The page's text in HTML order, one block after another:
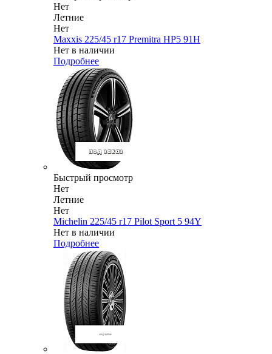
Нет
Летние
Нет
Maxxis 225/45 r17 Premitra HP5 91H
Нет в наличии
Подробнее
Быстрый просмотр
Нет
Летние
Нет
Michelin 225/45 r17 Pilot Sport 5 94Y
Нет в наличии
Подробнее